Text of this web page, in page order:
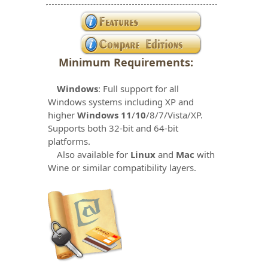
Minimum Requirements:
Windows: Full support for all
Windows systems including XP and
higherWindows 11/10/8/7/Vista/XP.
Supports both 32-bit and 64-bit
platforms.
Also available for Linux and Mac with
Wine or similar compatibility layers.